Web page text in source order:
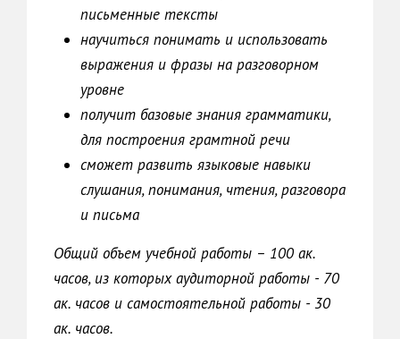
письменные тексты
научиться понимать и использовать
выражения и фразы на разговорном
уровне
получит базовые знания грамматики,
для построения грамтной речи
сможет развить языковые навыки
слушания, понимания, чтения, разговора
и письма
Общий объем учебной работы – 100 ак.
часов, из которых аудиторной работы - 70
ак. часов и самостоятельной работы - 30
ак. часов.